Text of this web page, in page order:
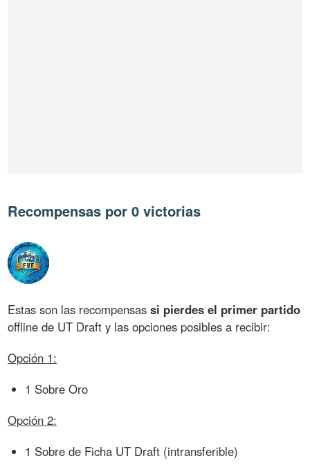
Recompensas por 0 victorias
Estas son las recompensassi pierdes el primer partido
offline de UT Draft y las opciones posibles a recibir:
Opción 1:
1 Sobre Oro
Opción 2:
1 Sobre de Ficha UT Draft (intransferible)